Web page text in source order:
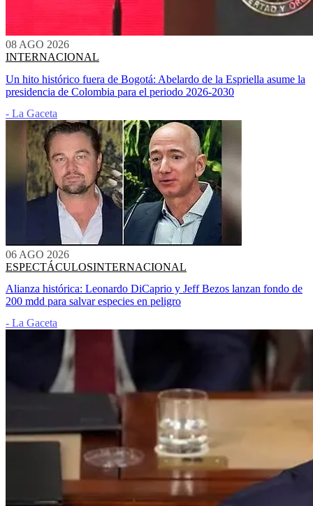
08 AGO 2026
INTERNACIONAL
Un hito histórico fuera de Bogotá: Abelardo de la Espriella asume la
presidencia de Colombia para el periodo 2026-2030
- La Gaceta
06 AGO 2026
ESPECTÁCULOSINTERNACIONAL
Alianza histórica: Leonardo DiCaprio y Jeff Bezos lanzan fondo de
200 mdd para salvar especies en peligro
- La Gaceta